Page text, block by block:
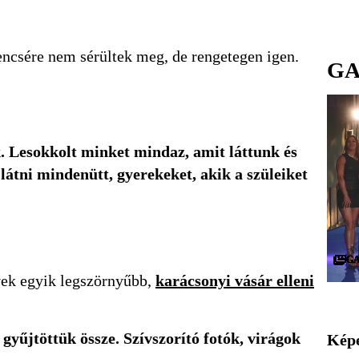
nem sérültek meg, de rengetegen igen.
Lesokkolt minket mindaz, amit láttunk és
mindenütt, gyerekeket, akik a szüleiket
egyik legszörnyűbb, karácsonyi vásár elleni
össze. Szívszorító fotók, virágok